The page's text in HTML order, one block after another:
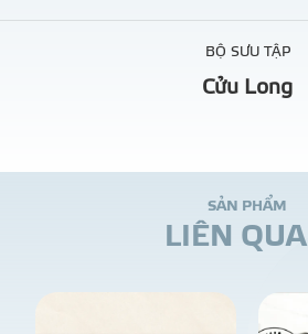
BỘ SƯU TẬP
Cửu Long
SẢN PHẨM
LIÊN QUA